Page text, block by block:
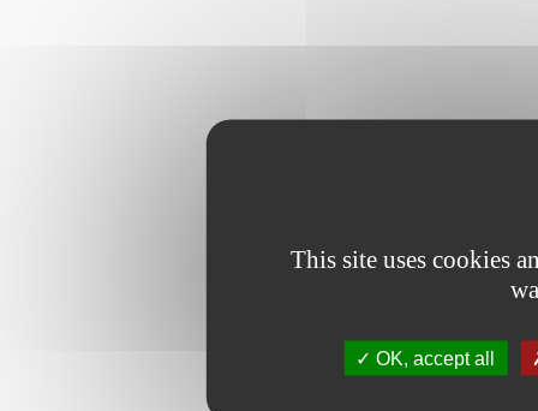
This site uses cookies
OK, accept all